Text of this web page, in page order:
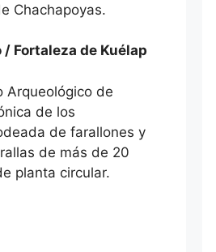
Chachapoyas.
Fortaleza de Kuélap
Arqueológico de
de los
de farallones y
de más de 20
planta circular.